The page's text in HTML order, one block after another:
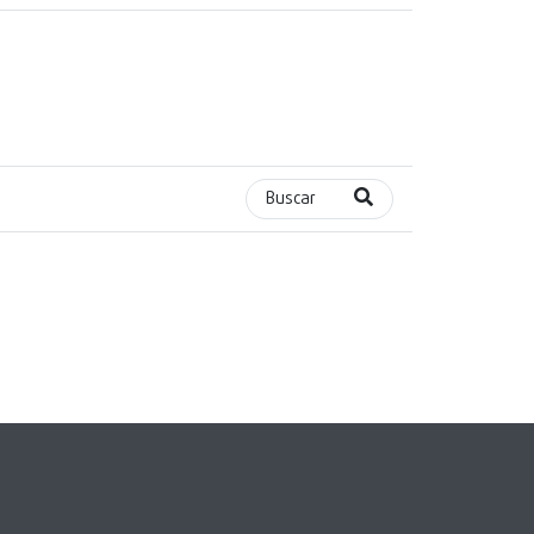
Buscar